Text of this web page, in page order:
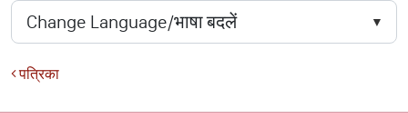
पत्रिका